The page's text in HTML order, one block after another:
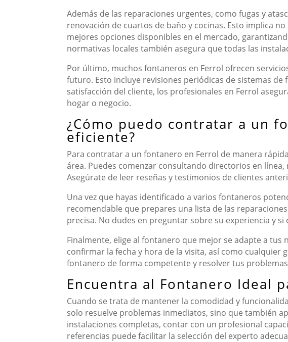
Además de las reparaciones urgentes, como fugas y
renovación de cuartos de baño y cocinas. Esto implica
mejores opciones disponibles en el mercado,
normativas locales también asegura que todas las
Por último, muchos fontaneros en Ferrol ofrecen
futuro. Esto incluye revisiones periódicas de sistemas
satisfacción del cliente, los profesionales en Ferrol
hogar o negocio.
¿Cómo puedo contratar a un
eficiente?
Para contratar a un fontanero en Ferrol de manera
área. Puedes comenzar consultando directorios en
Asegúrate de leer reseñas y testimonios de clientes
Una vez que hayas identificado a varios fontaneros
recomendable que prepares una lista de las
precisa. No dudes en preguntar sobre su experiencia y
Finalmente, elige al fontanero que mejor se adapte a
confirmar la fecha y hora de la visita, así como
fontanero de forma competente y resolver tus
Encuentra al Fontanero Ideal
Cuando se trata de mantener la comodidad y
solo resuelve problemas inmediatos, sino que también
instalaciones completas, contar con un profesional
referencias puede facilitar la selección del experto